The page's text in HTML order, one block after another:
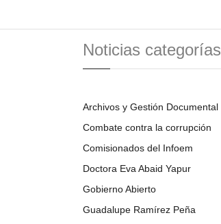
Noticias categorías
Archivos y Gestión Documental
Combate contra la corrupción
Comisionados del Infoem
Doctora Eva Abaid Yapur
Gobierno Abierto
Guadalupe Ramírez Peña